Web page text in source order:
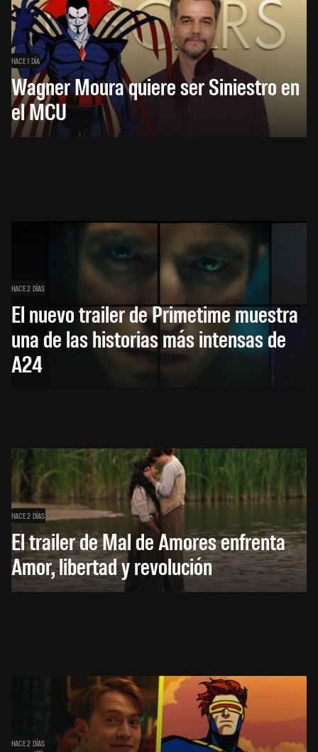
HACE 1 DÍA
Wagner Moura quiere ser Siniestro en
el MCU
HACE 2 DÍAS
El nuevo trailer de Primetime muestra
una de las historias más intensas de
A24
HACE 2 DÍAS
El trailer de Mal de Amores enfrenta
Amor, libertad y revolución
HACE 2 DÍAS